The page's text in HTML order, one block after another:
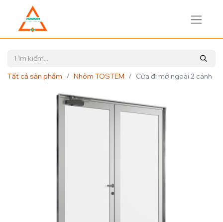
Tất cả sản phẩm Nhôm TOSTEM Cửa đi mở ngoài 2 cánh